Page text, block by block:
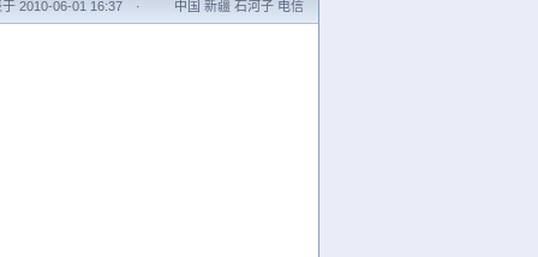
于 2010-06-01 16:37 · 中国 新疆 石河子 电信